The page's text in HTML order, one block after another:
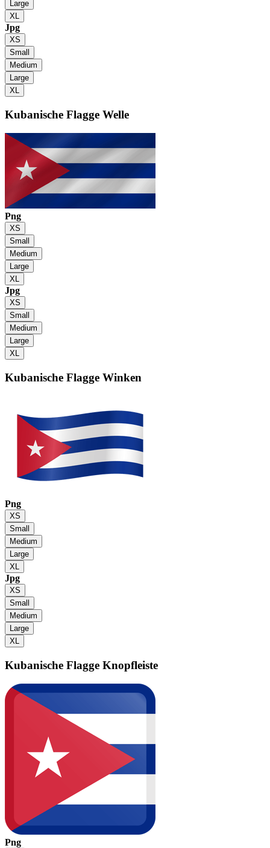
Large
XL
Jpg
XS
Small
Medium
Large
XL
Kubanische Flagge Welle
Png
XS
Small
Medium
Large
XL
Jpg
XS
Small
Medium
Large
XL
Kubanische Flagge Winken
Png
XS
Small
Medium
Large
XL
Jpg
XS
Small
Medium
Large
XL
Kubanische Flagge Knopfleiste
Png